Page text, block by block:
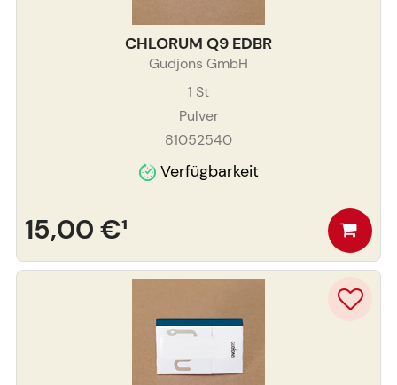
CHLORUM Q9 EDBR
Gudjons GmbH
1 St
Pulver
81052540
Verfügbarkeit
15,00 €¹